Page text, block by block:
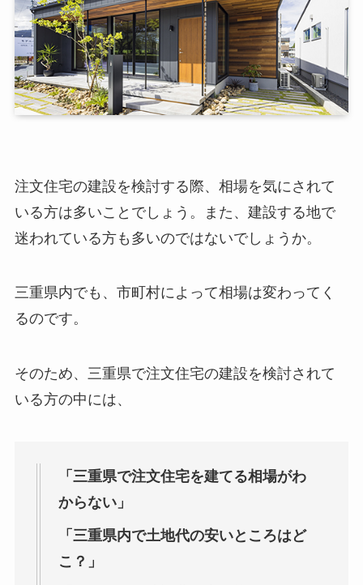
注文住宅の建設を検討する際、相場を気にされて
いる方は多いことでしょう。また、建設する地で
迷われている方も多いのではないでしょうか。
三重県内でも、市町村によって相場は変わってく
るのです。
そのため、三重県で注文住宅の建設を検討されて
いる方の中には、
「三重県で注文住宅を建てる相場がわ
からない」
「三重県内で土地代の安いところはど
こ？」